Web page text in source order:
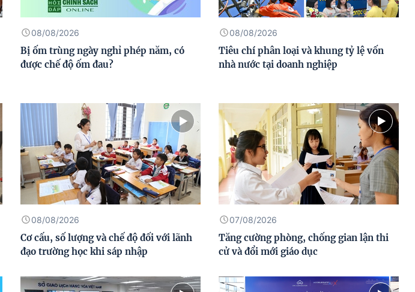
08/08/2026
Bị ốm trùng ngày nghỉ phép năm, có
được chế độ ốm đau?
08/08/2026
Tiêu chí phân loại và khung tỷ lệ vốn
nhà nước tại doanh nghiệp
08/08/2026
Cơ cấu, số lượng và chế độ đối với lãnh
đạo trường học khi sáp nhập
07/08/2026
Tăng cường phòng, chống gian lận thi
cử và đổi mới giáo dục